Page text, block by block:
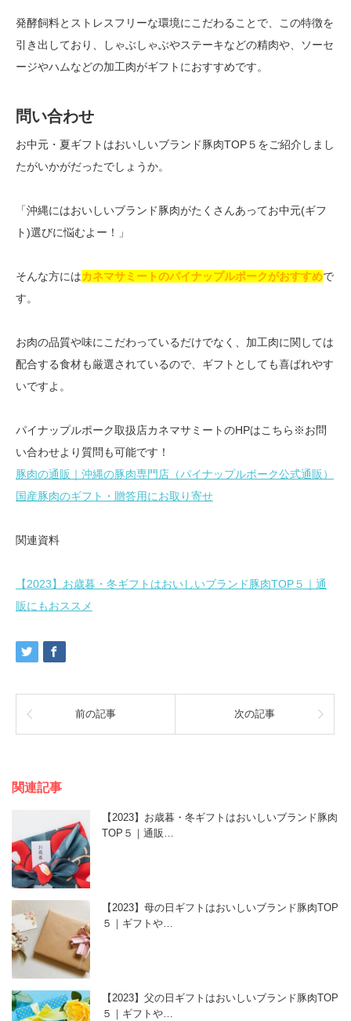
発酵飼料とストレスフリーな環境にこだわることで、この特徴を
引き出しており、しゃぶしゃぶやステーキなどの精肉や、ソーセ
ージやハムなどの加工肉がギフトにおすすめです。
問い合わせ
お中元・夏ギフトはおいしいブランド豚肉TOP５をご紹介しまし
たがいかがだったでしょうか。
「沖縄にはおいしいブランド豚肉がたくさんあってお中元(ギフ
ト)選びに悩むよー！」
そんな方にはカネマサミートのパイナップルポークがおすすめで
す。
お肉の品質や味にこだわっているだけでなく、加工肉に関しては
配合する食材も厳選されているので、ギフトとしても喜ばれやす
いですよ。
パイナップルポーク取扱店カネマサミートのHPはこちら※お問
い合わせより質問も可能です！
豚肉の通販｜沖縄の豚肉専門店（パイナップルポーク公式通販）
国産豚肉のギフト・贈答用にお取り寄せ
関連資料
【2023】お歳暮・冬ギフトはおいしいブランド豚肉TOP５｜通
販にもおススメ
前の記事 次の記事
関連記事
【2023】お歳暮・冬ギフトはおいしいブランド豚肉
TOP５｜通販…
【2023】母の日ギフトはおいしいブランド豚肉TOP
５｜ギフトや…
【2023】父の日ギフトはおいしいブランド豚肉TOP
５｜ギフトや…